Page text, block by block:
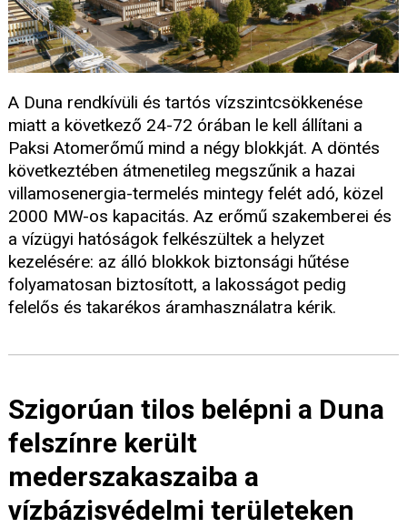
A Duna rendkívüli és tartós vízszintcsökkenése
miatt a következő 24-72 órában le kell állítani a
Paksi Atomerőmű mind a négy blokkját. A döntés
következtében átmenetileg megszűnik a hazai
villamosenergia-termelés mintegy felét adó, közel
2000 MW-os kapacitás. Az erőmű szakemberei és
a vízügyi hatóságok felkészültek a helyzet
kezelésére: az álló blokkok biztonsági hűtése
folyamatosan biztosított, a lakosságot pedig
felelős és takarékos áramhasználatra kérik.
Szigorúan tilos belépni a Duna
felszínre került
mederszakaszaiba a
vízbázisvédelmi területeken